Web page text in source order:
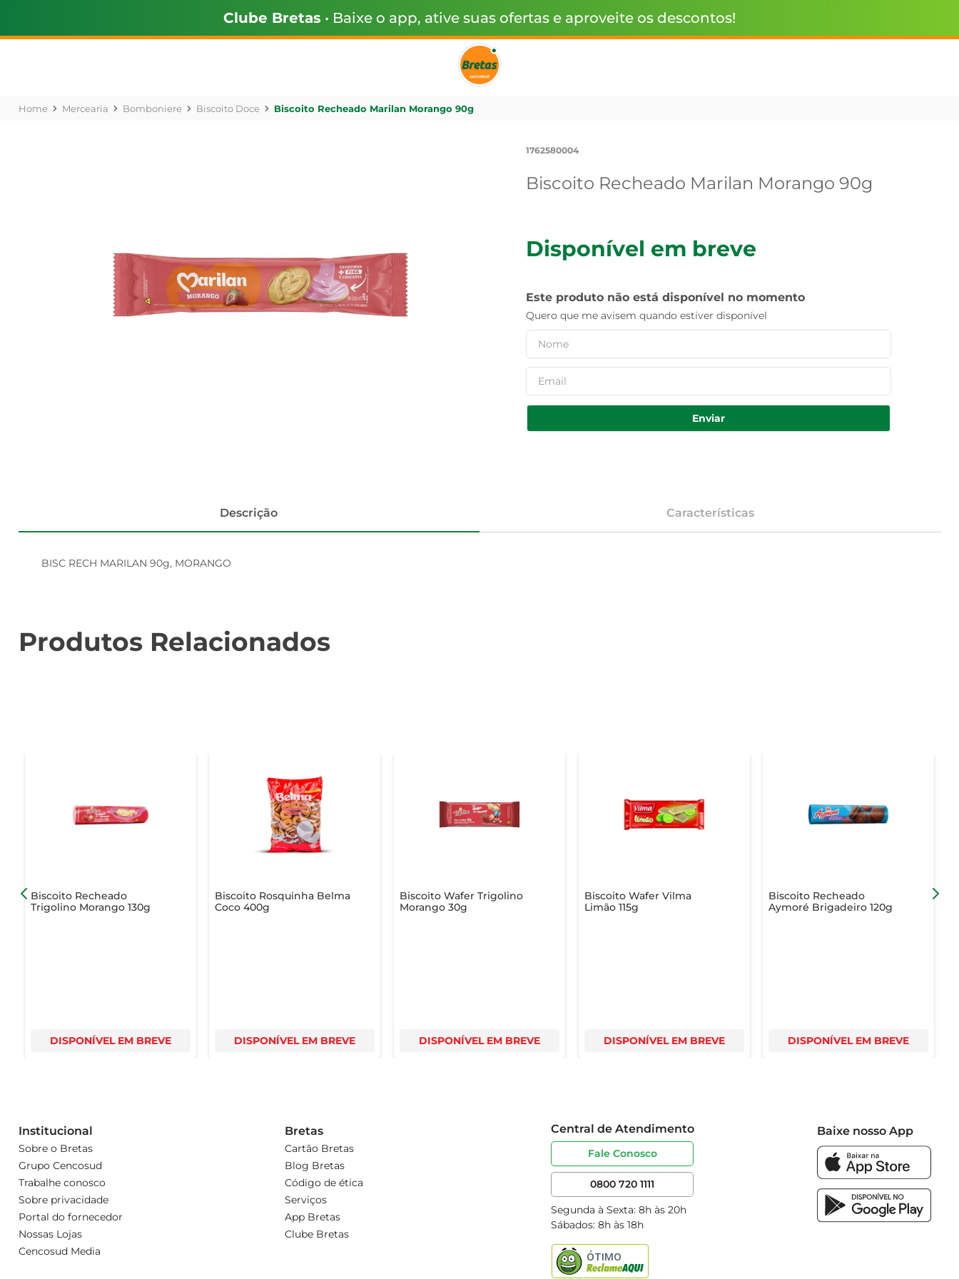
Clube Bretas • Baixe o app, ative suas ofertas e aproveite os descontos!
Mercearia Bomboniere Biscoito Doce Biscoito Recheado Marilan Morango 90g
1762580004
Biscoito Recheado Marilan Morango 90g
Disponível em breve
Este produto não está disponível no momento
Quero que me avisem quando estiver disponível
Enviar
Descrição Características
BISC RECH MARILAN 90g, MORANGO
Produtos Relacionados
Biscoito Recheado
Trigolino Morango 130g
DISPONÍVEL EM BREVE
Biscoito Rosquinha Belma
Coco 400g
DISPONÍVEL EM BREVE
Biscoito Wafer Trigolino
Morango 30g
DISPONÍVEL EM BREVE
Biscoito Wafer Vilma
Limão 115g
DISPONÍVEL EM BREVE
Biscoito Recheado
Aymoré Brigadeiro 120g
DISPONÍVEL EM BREVE
Institucional
Sobre o Bretas
Grupo Cencosud
Trabalhe conosco
Sobre privacidade
Portal do fornecedor
Nossas Lojas
Cencosud Media
Bretas
Cartão Bretas
Blog Bretas
Código de ética
Serviços
App Bretas
Clube Bretas
Central de Atendimento
Fale Conosco
0800 720 1111
Segunda à Sexta: 8h às 20h
Sábados: 8h às 18h
Baixe nosso App